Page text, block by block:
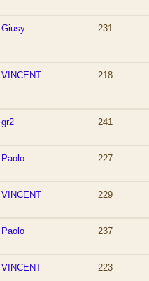
Giusy 231
VINCENT 218
gr2 241
Paolo 227
VINCENT 229
Paolo 237
VINCENT 223